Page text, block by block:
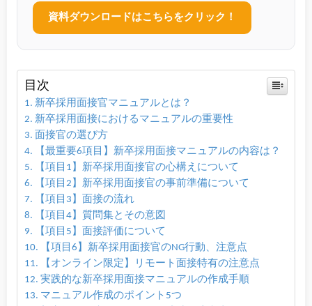
資料ダウンロードはこちらをクリック！
目次
新卒採用面接官マニュアルとは？
新卒採用面接におけるマニュアルの重要性
面接官の選び方
【最重要6項目】新卒採用面接マニュアルの内容は？
【項目1】新卒採用面接官の心構えについて
【項目2】新卒採用面接官の事前準備について
【項目3】面接の流れ
【項目4】質問集とその意図
【項目5】面接評価について
【項目6】新卒採用面接官のNG行動、注意点
【オンライン限定】リモート面接特有の注意点
実践的な新卒採用面接マニュアルの作成手順
マニュアル作成のポイント5つ